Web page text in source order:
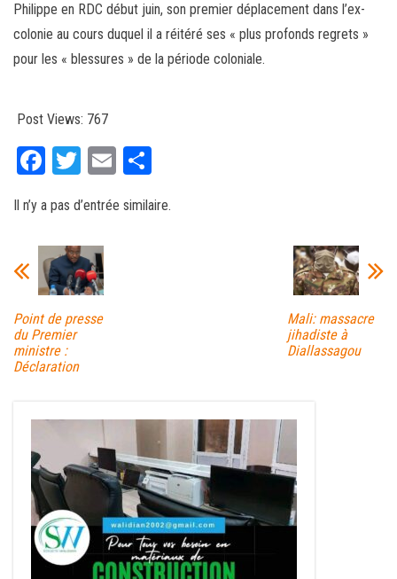
Philippe en RDC début juin, son premier déplacement dans l’ex-
colonie au cours duquel il a réitéré ses « plus profonds regrets »
pour les « blessures » de la période coloniale.
Post Views: 767
Fa
bo
ok
T
tt
er
E
ail ag
Il n’y a pas d’entrée similaire.
Point de presse
du Premier
ministre :
Déclaration
Mali: massacre
jihadiste à
Diallassagou